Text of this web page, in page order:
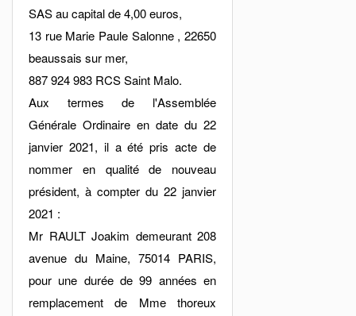
SAS au capital de 4,00 euros,
13 rue Marie Paule Salonne , 22650
beaussais sur mer,
887 924 983 RCS Saint Malo.
Aux termes de l'Assemblée
Générale Ordinaire en date du 22
janvier 2021, il a été pris acte de
nommer en qualité de nouveau
président, à compter du 22 janvier
2021 :
Mr RAULT Joakim demeurant 208
avenue du Maine, 75014 PARIS,
pour une durée de 99 années en
remplacement de Mme thoreux